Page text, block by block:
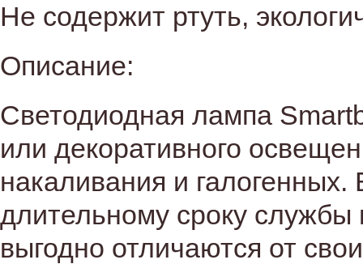
Не содержит ртуть,
Описание:
Светодиодная лампа
или декоративного
накаливания и
длительному сроку службы
выгодно отличаются от